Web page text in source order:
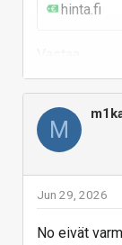
hinta.fi
M
Jun 29, 2026
No eivät